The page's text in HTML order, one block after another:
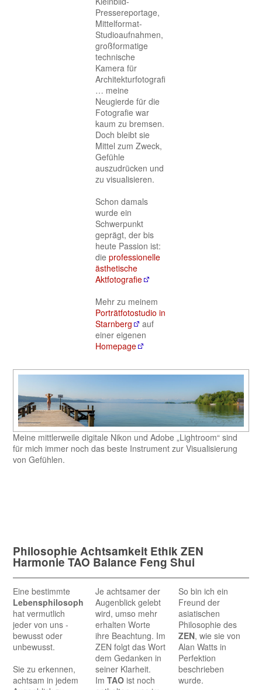
Pressereportage,
Mittelformat-
Studioaufnahmen,
großformatige
technische
Kamera für
Architekturfotografie
… meine
Neugierde für die
Fotografie war
kaum zu bremsen.
Doch bleibt sie
Mittel zum Zweck,
Gefühle
auszudrücken und
zu visualisieren.
Schon damals
wurde ein
Schwerpunkt
geprägt, der bis
heute Passion ist:
die professionelle
ästhetische
Aktfotografie
Mehr zu meinem
Porträtfotostudio in
Starnberg
auf
einer eigenen
Homepage
Meine mittlerweile digitale Nikon und Adobe „Lightroom“ sind
für mich immer noch das beste Instrument zur Visualisierung
von Gefühlen.
Philosophie Achtsamkeit Ethik ZEN
Harmonie TAO Balance Feng Shui
Eine bestimmte
Lebensphilosophie
hat vermutlich
jeder von uns -
bewusst oder
unbewusst.
Sie zu erkennen,
achtsam in jedem
Je achtsamer der
Augenblick gelebt
wird, umso mehr
erhalten Worte
ihre Beachtung. Im
ZEN folgt das Wort
dem Gedanken in
seiner Klarheit.
ImTAO ist noch
So bin ich ein
Freund der
asiatischen
Philosophie des
ZEN, wie sie von
Alan Watts in
Perfektion
beschrieben
wurde.